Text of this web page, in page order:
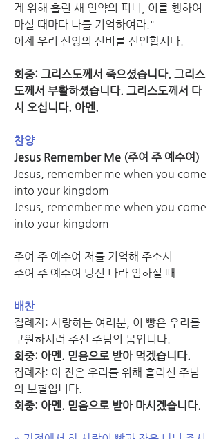
게 위해 흘린 새 언약의 피니, 이를 행하여
마실 때마다 나를 기억하여라."
이제 우리 신앙의 신비를 선언합시다.
회중: 그리스도께서 죽으셨습니다. 그리스
도께서 부활하셨습니다. 그리스도께서 다
시 오십니다. 아멘.
찬양
Jesus Remember Me (주여 주 예수여)
Jesus, remember me when you come
into your kingdom
Jesus, remember me when you come
into your kingdom
주여 주 예수여 저를 기억해 주소서
주여 주 예수여 당신 나라 임하실 때
배찬
집례자: 사랑하는 여러분, 이 빵은 우리를
구원하시려 주신 주님의 몸입니다.
회중: 아멘. 믿음으로 받아 먹겠습니다.
집례자: 이 잔은 우리를 위해 흘리신 주님
의 보혈입니다.
회중: 아멘. 믿음으로 받아 마시겠습니다.